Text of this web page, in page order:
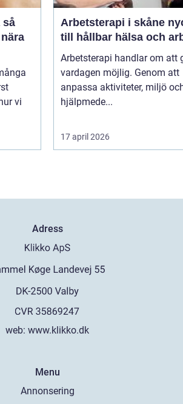
vi
Arbetsterapi i skåne nyckeln
till hållbar hälsa och
Arbetsterapi handlar om att
vardagen möjlig. Genom att
anpassa aktiviteter, miljö
hjälpmede...
17 april 2026
Adress
web: www.klikko.dk
Menu
Annonsering